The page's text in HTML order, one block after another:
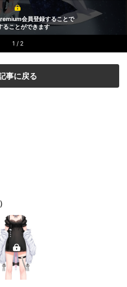
会員登録することで
ることができます
1 / 2
事に戻る